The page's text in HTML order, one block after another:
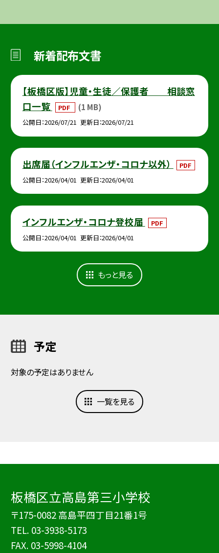
新着配布文書
【板橋区版】児童・生徒／保護者 相談窓
口一覧
PDF (1 MB)
公開日 2026/07/21 更新日 2026/07/21
出席届（インフルエンザ・コロナ以外）
PDF
公開日 2026/04/01 更新日 2026/04/01
インフルエンザ・コロナ登校届
PDF
公開日 2026/04/01 更新日 2026/04/01
もっと見る
予定
対象の予定はありません
一覧を見る
板橋区立高島第三小学校
〒175-0082 高島平四丁目21番1号
TEL. 03-3938-5173
FAX. 03-5998-4104